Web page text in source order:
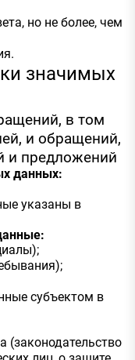
но не более, чем
значимых
в том
и обращений,
и предложений
данных:
указаны в
субъектом в
(законодательство